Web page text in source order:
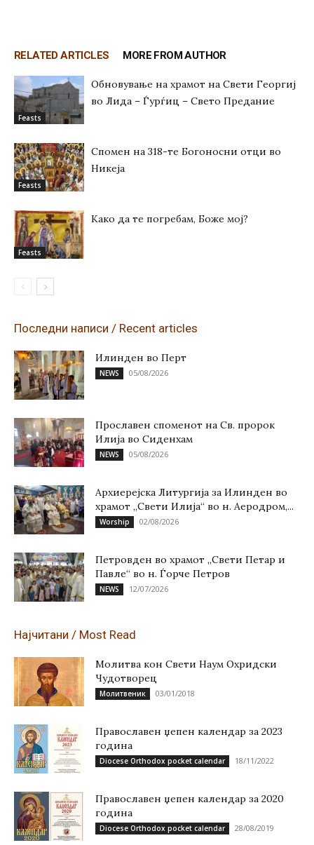
RELATED ARTICLES MORE FROM AUTHOR
Feasts
Обновување на храмот на Свети Георгиј
во Лида – Ѓурѓиц – Свето Предание
Feasts
Спомен на 318-те Богоносни отци во
Никеја
Feasts
Како да те погребам, Боже мој?
Последни написи / Recent articles
Илинден во Перт
NEWS 05/08/2026
Прославен споменот на Св. пророк
Илија во Сиденхам
NEWS 05/08/2026
Архиерејска Литургија за Илинден во
храмот „Свети Илија“ во н. Аеродром,...
Worship 02/08/2026
Петровден во храмот „Свети Петар и
Павле“ во н. Ѓорче Петров
NEWS 12/07/2026
Најчитани / Most Read
Молитва кон Свети Наум Охридски
Чудотворец
Молитвеник 03/01/2018
Православен џепен календар за 2023
година
Diocese Orthodox pocket calendar 18/11/2022
Православен џепен календар за 2020
година
Diocese Orthodox pocket calendar 28/08/2019